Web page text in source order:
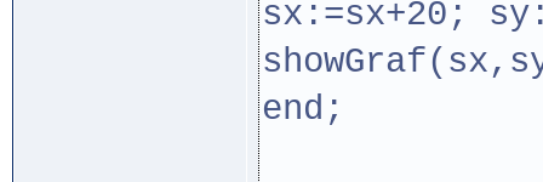
sx:=sx+20;
end;